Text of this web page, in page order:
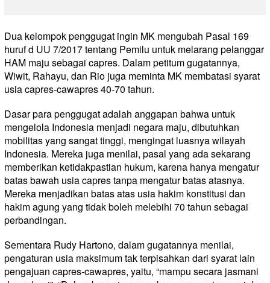
Dua kelompok penggugat ingin MK mengubah Pasal 169
huruf d UU 7/2017 tentang Pemilu untuk melarang pelanggar
HAM maju sebagai capres. Dalam petitum gugatannya,
Wiwit, Rahayu, dan Rio juga meminta MK membatasi syarat
usia capres-cawapres 40-70 tahun.
Dasar para penggugat adalah anggapan bahwa untuk
mengelola Indonesia menjadi negara maju, dibutuhkan
mobilitas yang sangat tinggi, mengingat luasnya wilayah
Indonesia. Mereka juga menilai, pasal yang ada sekarang
memberikan ketidakpastian hukum, karena hanya mengatur
batas bawah usia capres tanpa mengatur batas atasnya.
Mereka menjadikan batas atas usia hakim konstitusi dan
hakim agung yang tidak boleh melebihi 70 tahun sebagai
perbandingan.
Sementara Rudy Hartono, dalam gugatannya menilai,
pengaturan usia maksimum tak terpisahkan dari syarat lain
pengajuan capres-cawapres, yaitu, “mampu secara jasmani